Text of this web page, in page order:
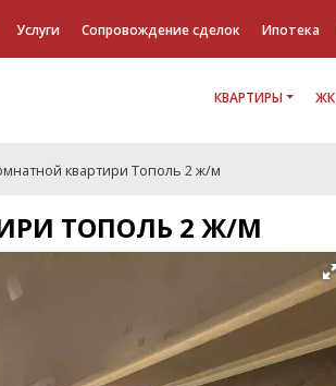
Услуги Сопровождение сделок Ипотека
КВАРТИРЫ ЖК
квартири Тополь 2 ж/м
ТОПОЛЬ 2 Ж/М